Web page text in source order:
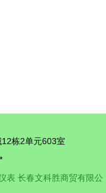
栋2单元603室
表 长春文科胜商贸有限公